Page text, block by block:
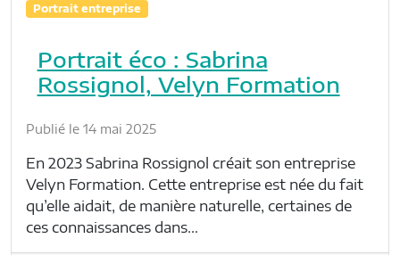
Portrait entreprise
Portrait éco : Sabrina
Rossignol, Velyn Formation
Publié le 14 mai 2025
En 2023 Sabrina Rossignol créait son entreprise
Velyn Formation. Cette entreprise est née du fait
qu’elle aidait, de manière naturelle, certaines de
ces connaissances dans…